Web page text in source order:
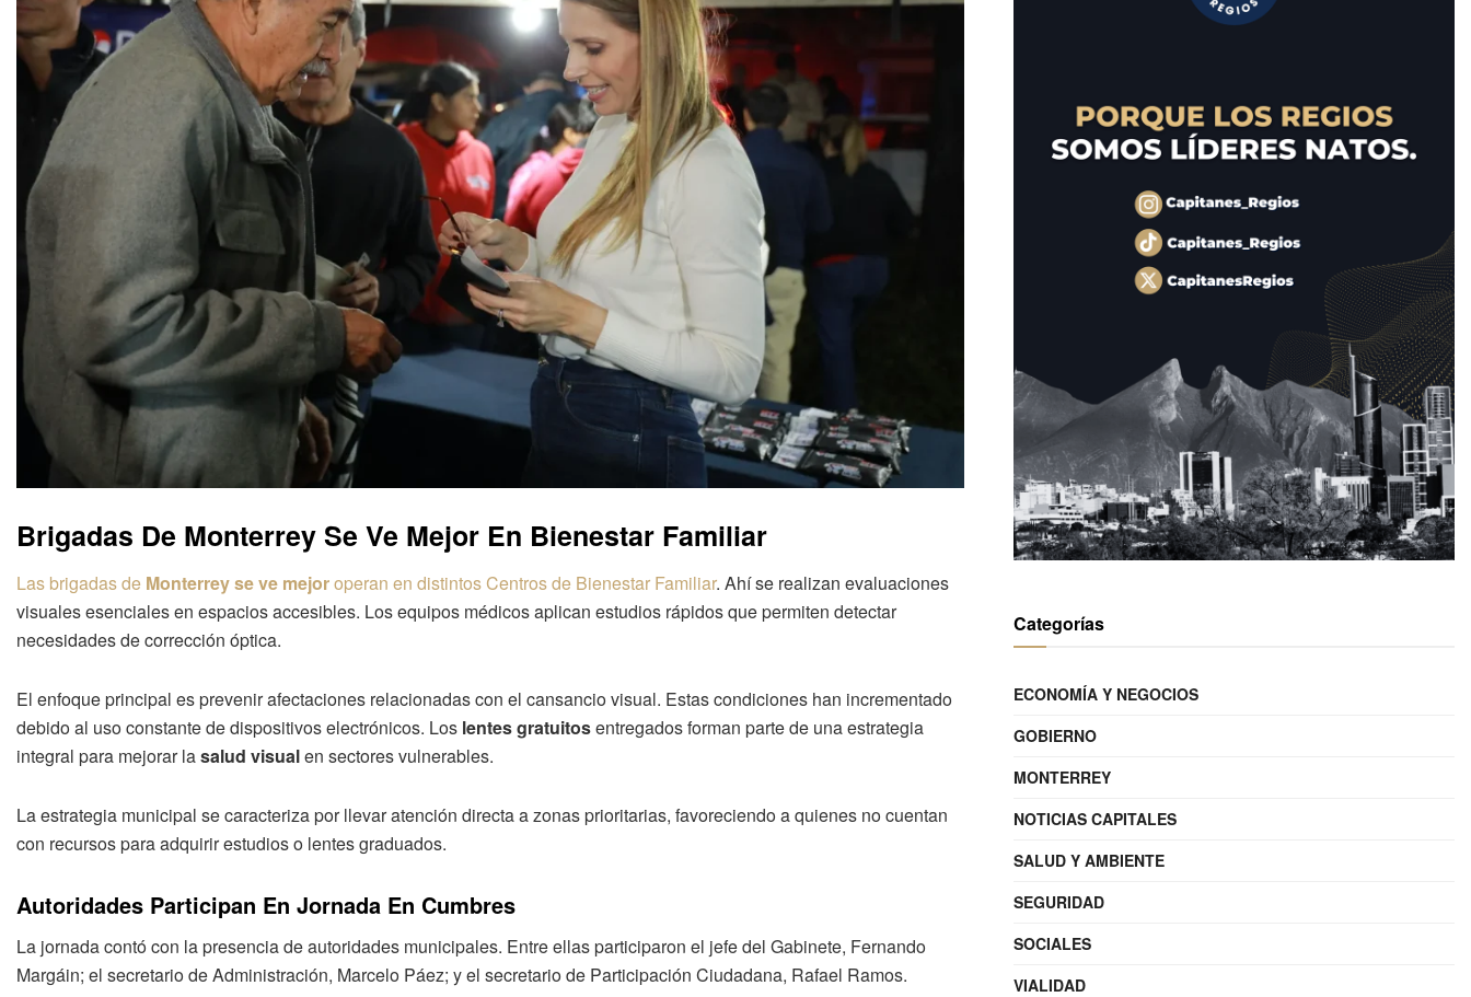
Brigadas De Monterrey Se Ve Mejor En Bienestar Familiar
Las brigadas de Monterrey se ve mejoroperan en distintos Centros de Bienestar Familiar. Ahí se realizan evaluaciones
visuales esenciales en espacios accesibles. Los equipos médicos aplican estudios rápidos que permiten detectar
necesidades de corrección óptica.
El enfoque principal es prevenir afectaciones relacionadas con el cansancio visual. Estas condiciones han incrementado
debido al uso constante de dispositivos electrónicos. Los lentes gratuitosentregados forman parte de una estrategia
integral para mejorar lasalud visualen sectores vulnerables.
La estrategia municipal se caracteriza por llevar atención directa a zonas prioritarias, favoreciendo a quienes no cuentan
con recursos para adquirir estudios o lentes graduados.
Autoridades Participan En Jornada En Cumbres
La jornada contó con la presencia de autoridades municipales. Entre ellas participaron el jefe del Gabinete, Fernando
Margáin; el secretario de Administración, Marcelo Páez; y el secretario de Participación Ciudadana, Rafael Ramos.
Categorías
ECONOMÍA Y NEGOCIOS
GOBIERNO
MONTERREY
NOTICIAS CAPITALES
SALUD Y AMBIENTE
SEGURIDAD
SOCIALES
VIALIDAD